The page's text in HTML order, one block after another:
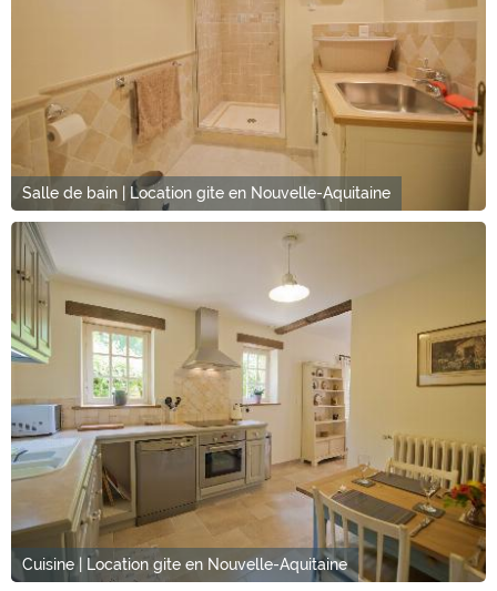
Salle de bain | Location gite en Nouvelle-Aquitaine
Cuisine | Location gite en Nouvelle-Aquitaine